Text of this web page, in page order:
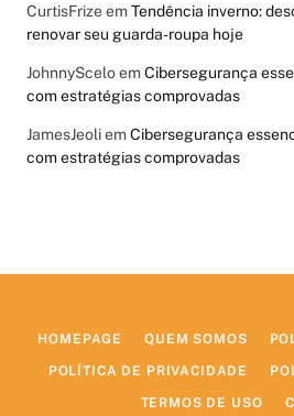
CurtisFrizeemTendência inverno:
renovar seu guarda-roupa hoje
JohnnySceloemCibersegurança
com estratégias comprovadas
JamesJeoliemCibersegurança
com estratégias comprovadas
HOMEPAGE QUEM SOMOS
POLÍTICA DE PRIVACIDADE
TERMOS DE USO